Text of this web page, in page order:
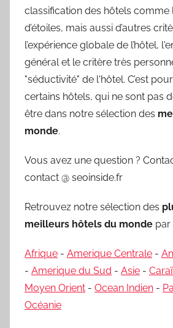
classification des hôtels comme
d’étoiles, mais aussi d’autres
l’expérience globale de l’hôtel,
général et le critère très
"séductivité" de l'hôtel. C’est
certains hôtels, qui ne sont pas
être dans notre sélection des
monde.
Vous avez une question ?
contact @ seoinside.fr
Retrouvez notre sélection des
meilleurs hôtels du monde par
Afrique - Amerique Centrale -
- Amerique du Sud - Asie -
Moyen Orient - Ocean Indien -
Océanie